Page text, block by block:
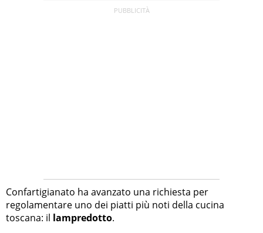
Confartigianato ha avanzato una richiesta per
regolamentare uno dei piatti più noti della cucina
toscana: il lampredotto.